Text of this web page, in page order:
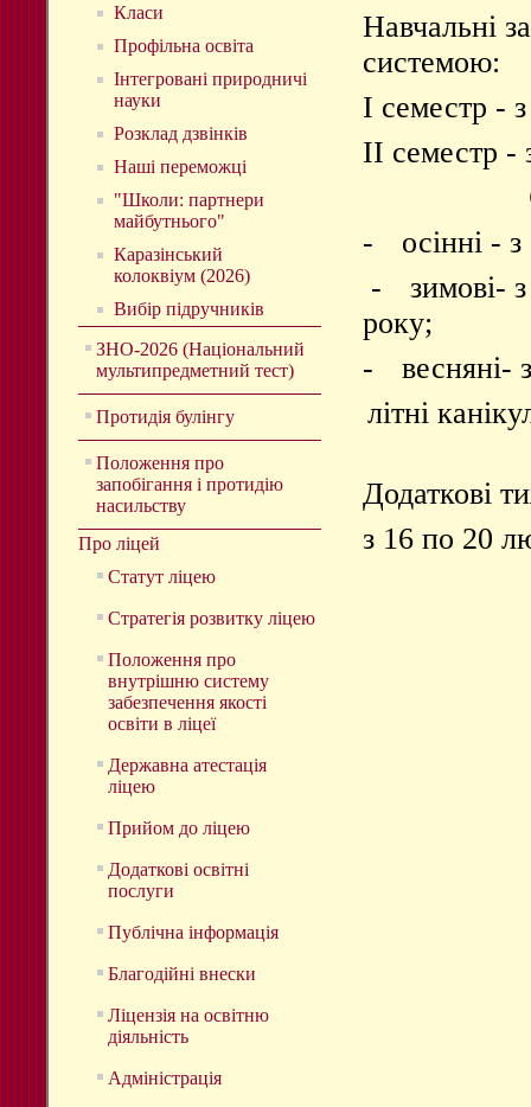
Класи
Профільна освіта
Інтегровані природничі
науки
Розклад дзвінків
Наші переможці
"Школи: партнери
майбутнього"
Каразінський
колоквіум (2026)
Вибір підручників
ЗНО-2026 (Національний
мультипредметний тест)
Протидія булінгу
Положення про
запобігання і протидію
насильству
Про ліцей
Статут ліцею
Стратегія розвитку ліцею
Положення про
внутрішню систему
забезпечення якості
освіти в ліцеї
Державна атестація
ліцею
Прийом до ліцею
Додаткові освітні
послуги
Публічна інформація
Благодійні внески
Ліцензія на освітню
діяльність
Адміністрація
Навчальні
системою:
І семестр -
ІІ семестр -
-
осінні -
-
зимові-
року;
-
весняні-
літні
Додаткові
з 16 по 20